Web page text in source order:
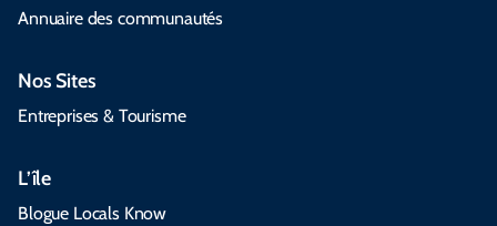
Annuaire des communautés
Nos Sites
Entreprises & Tourisme
L’île
Blogue Locals Know